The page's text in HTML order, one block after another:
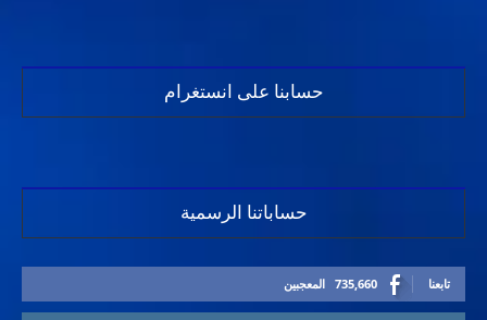
حسابنا على انستغرام
حساباتنا الرسمية
735,660 المعجبين تابعنا